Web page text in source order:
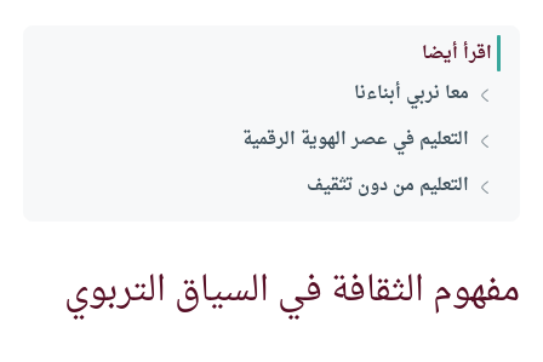
اقرأ أيضا
معا نربي أبناءنا
التعليم في عصر الهوية الرقمية
التعليم من دون تثقيف
مفهوم الثقافة في السياق التربوي